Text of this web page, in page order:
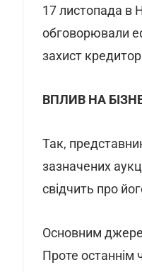
17 листопада в
обговорювали
захист
ВПЛИВ НА
Так,
зазначених
свідчить про
Основним
Проте останнім